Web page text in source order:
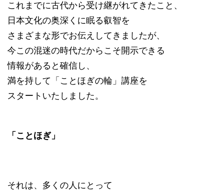
これまでに古代から受け継がれてきたこと、
日本文化の奥深くに眠る叡智を
さまざまな形でお伝えしてきましたが、
今この混迷の時代だからこそ開示できる
情報があると確信し、
満を持して「ことほぎの輪」講座を
スタートいたしました。
「ことほぎ」
それは、多くの人にとって